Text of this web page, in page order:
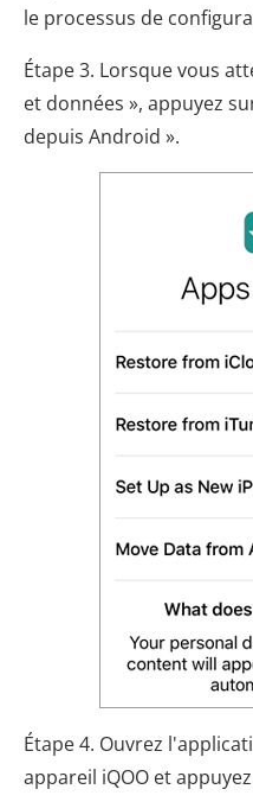
le processus de
Étape 3. Lorsque vous
et données », appuyez
depuis Android ».
Étape 4. Ouvrez
appareil iQOO et